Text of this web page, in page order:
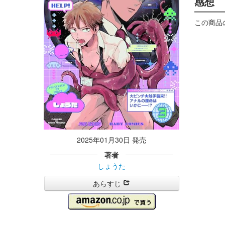
2025年01月30日 発売
著者
しょうた
あらすじ
この商品